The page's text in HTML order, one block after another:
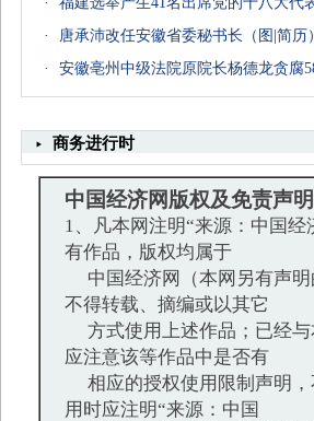
·
唐承沛改任安徽省委秘书长（图|简历）
·
安徽亳州中级法院原院长杨德龙贪腐
商务进行时
中国经济网版权及免责声明
1、凡本网注明“来源：中国
有作品，版权均属于
中国经济网（本网另有声明
不得转载、摘编或以其它
方式使用上述作品；已经与
应注意该等作品中是否有
相应的授权使用限制声明，
用时应注明“来源：中国